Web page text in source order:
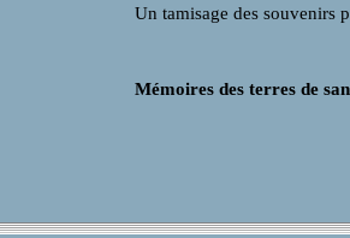
Un tamisage des souvenirs
Mémoires des terres de